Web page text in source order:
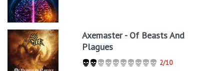
Axemaster - Of Beasts And
Plagues
2/10